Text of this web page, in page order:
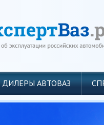
ДИЛЕРЫ АВТОВАЗ